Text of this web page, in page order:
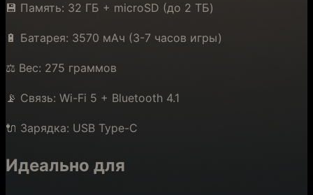
💾 Память: 32 ГБ + microSD (до 2 ТБ)
🔋 Батарея: 3570 мАч (3-7 часов игры)
⚖️ Вес: 275 граммов
📡 Связь: Wi-Fi 5 + Bluetooth 4.1
🔌 Зарядка: USB Type-C
Идеально для